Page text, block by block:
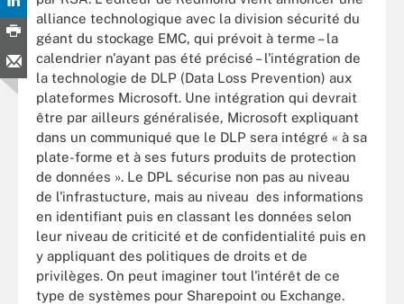
alliance technologique avec la division sécurité du
géant du stockage EMC, qui prévoit à terme – la
calendrier n'ayant pas été précisé – l'intégration de
la technologie de DLP (Data Loss Prevention) aux
plateformes Microsoft. Une intégration qui devrait
être par ailleurs généralisée, Microsoft expliquant
dans un communiqué que le DLP sera intégré « à sa
plate-forme et à ses futurs produits de protection
de données ». Le DPL sécurise non pas au niveau
de l'infrastucture, mais au niveau des informations
en identifiant puis en classant les données selon
leur niveau de criticité et de confidentialité puis en
y appliquant des politiques de droits et de
privilèges. On peut imaginer tout l'intérêt de ce
type de systèmes pour Sharepoint ou Exchange.